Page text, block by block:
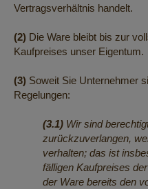
Vertragsverhältnis handelt.
(2) Die Ware bleibt bis zur
Kaufpreises unser Eigentum.
(3) Soweit Sie Unternehmer
Regelungen:
(3.1) Wir sind
zurückzuverlangen,
verhalten; das ist
fälligen Kaufpreises
der Ware bereits den